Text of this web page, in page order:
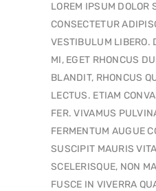
LOREM IPSUM DOLOR
CONSECTETUR
VESTIBULUM LIBERO.
MI, EGET RHONCUS
BLANDIT, RHONCUS
LECTUS. ETIAM
FER. VIVAMUS
FERMENTUM AUGUE
SUSCIPIT MAURIS
SCELERISQUE, NON
FUSCE IN VIVERRA